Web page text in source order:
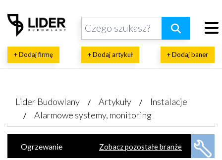
+ Dodaj firmę + Dodaj artykuł + Dodaj baner
Lider Budowlany Artykuły
Instalacje
Alarmowe systemy, monitoring
Zobacz pozostałe branże
Ogrzewanie